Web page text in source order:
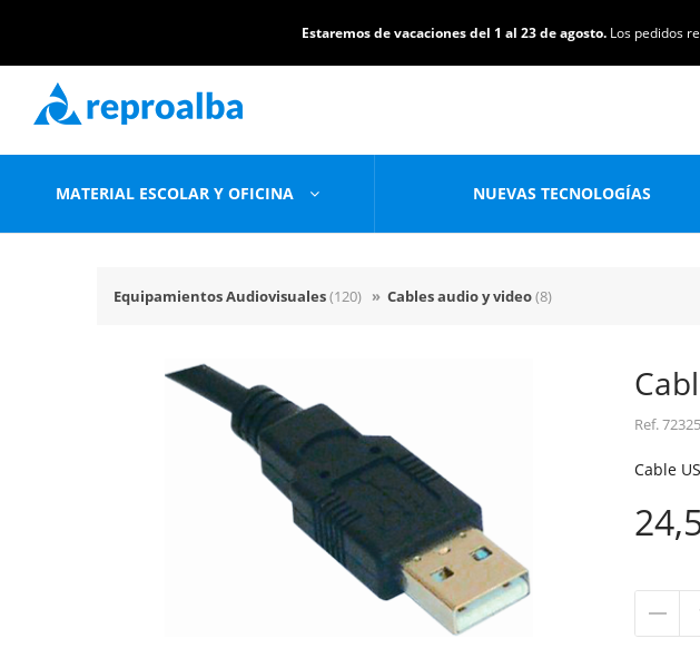
Estaremos de vacaciones del 1 al 23 de agosto. Los pedidos
MATERIAL ESCOLAR Y OFICINA NUEVAS TECNOLOGÍAS
Equipamientos Audiovisuales(120) » Cables audio y video(8)
Ref.72325
Cable